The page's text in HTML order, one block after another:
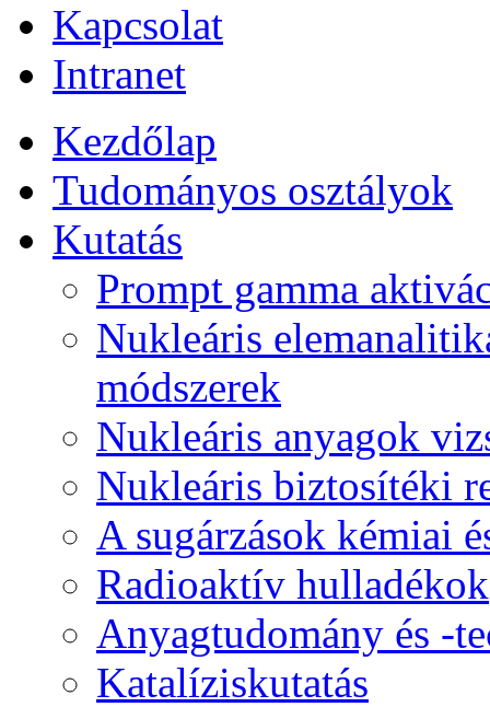
Kapcsolat
Intranet
Kezdőlap
Tudományos osztályok
Kutatás
Prompt gamma
Nukleáris
módszerek
Nukleáris anyagok
Nukleáris biztosítéki
A sugárzások kémiai
Radioaktív hulladékok
Anyagtudomány és -
Katalíziskutatás